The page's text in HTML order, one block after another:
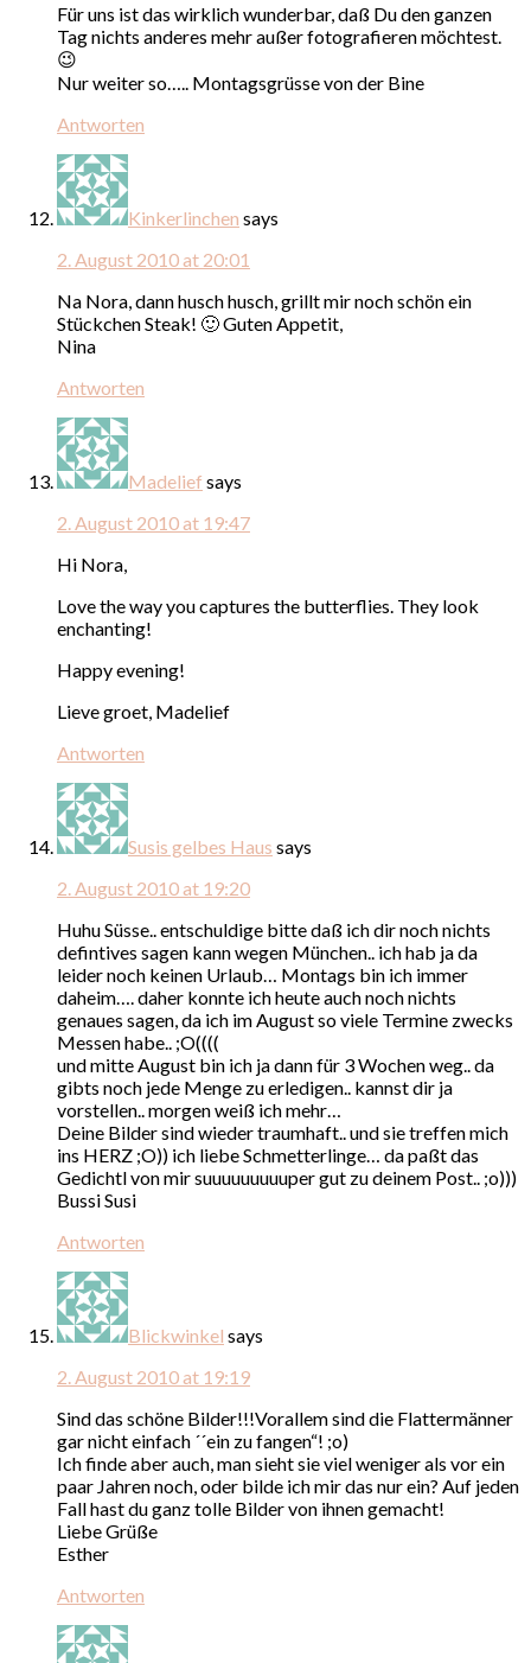
Für uns ist das wirklich wunderbar, daß Du den ganzen
Tag nichts anderes mehr außer fotografieren möchtest.
😉
Nur weiter so….. Montagsgrüsse von der Bine
Antworten
Kinkerlinchen says
2. August 2010 at 20:01
Na Nora, dann husch husch, grillt mir noch schön ein
Stückchen Steak! 🙂 Guten Appetit,
Nina
Antworten
Madelief says
2. August 2010 at 19:47
Hi Nora,
Love the way you captures the butterflies. They look
enchanting!
Happy evening!
Lieve groet, Madelief
Antworten
Susis gelbes Haus says
2. August 2010 at 19:20
Huhu Süsse.. entschuldige bitte daß ich dir noch nichts
defintives sagen kann wegen München.. ich hab ja da
leider noch keinen Urlaub… Montags bin ich immer
daheim…. daher konnte ich heute auch noch nichts
genaues sagen, da ich im August so viele Termine zwecks
Messen habe.. ;O((((
und mitte August bin ich ja dann für 3 Wochen weg.. da
gibts noch jede Menge zu erledigen.. kannst dir ja
vorstellen.. morgen weiß ich mehr…
Deine Bilder sind wieder traumhaft.. und sie treffen mich
ins HERZ ;O)) ich liebe Schmetterlinge… da paßt das
Gedichtl von mir suuuuuuuuuper gut zu deinem Post.. ;o)))
Bussi Susi
Antworten
Blickwinkel says
2. August 2010 at 19:19
Sind das schöne Bilder!!!Vorallem sind die Flattermänner
gar nicht einfach ´´ein zu fangen“! ;o)
Ich finde aber auch, man sieht sie viel weniger als vor ein
paar Jahren noch, oder bilde ich mir das nur ein? Auf jeden
Fall hast du ganz tolle Bilder von ihnen gemacht!
Liebe Grüße
Esther
Antworten